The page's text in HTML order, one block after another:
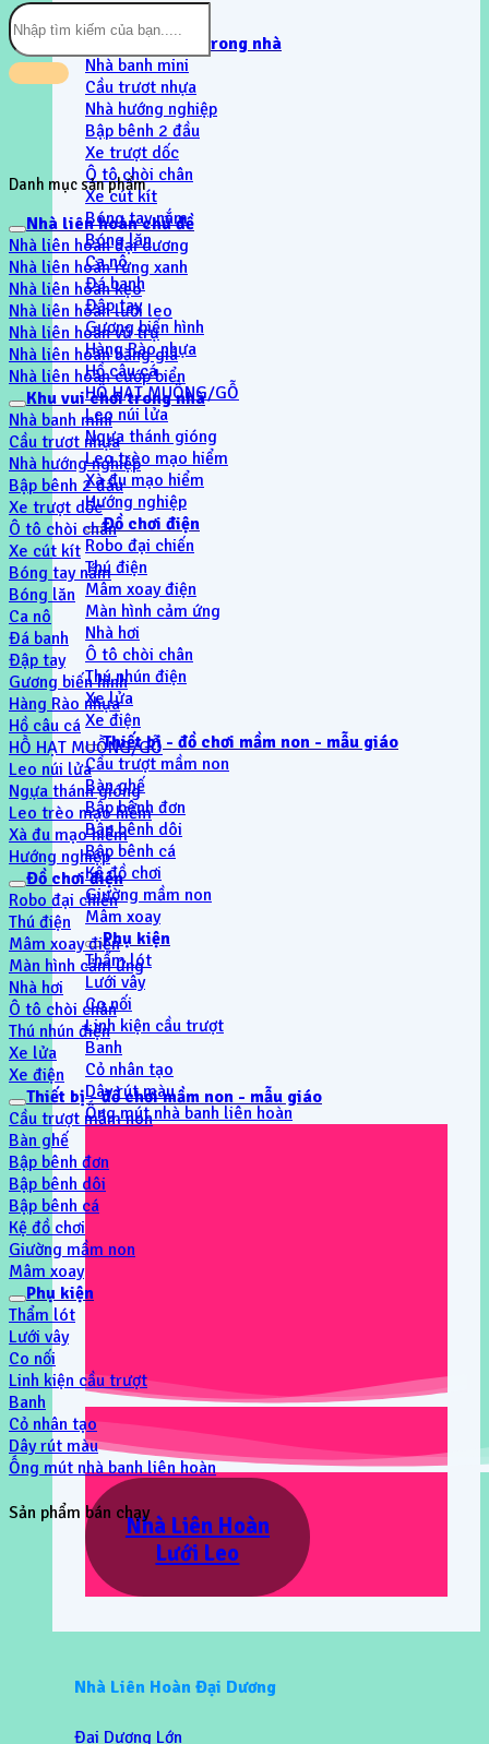
Khu vui chơi trong nhà
Nhà banh mini
Cầu trươt nhựa
Nhà hướng nghiệp
Bập bênh 2 đầu
Xe trượt dốc
Ô tô chòi chân
Xe cút kít
Bóng tay nắm
Bóng lăn
Ca nô
Đá banh
Đập tay
Gương biến hình
Hàng Rào nhựa
Hồ câu cá
HỒ HẠT MUỒNG/GỖ
Leo núi lửa
Ngựa thánh gióng
Leo trèo mạo hiểm
Xà đu mạo hiểm
Hướng nghiệp
Đồ chơi điện
Robo đại chiến
Thú điện
Mâm xoay điện
Màn hình cảm ứng
Nhà hơi
Ô tô chòi chân
Thú nhún điện
Xe lửa
Xe điện
Thiết bị - đồ chơi mầm non - mẫu giáo
Cầu trượt mầm non
Bàn ghế
Bập bênh đơn
Bập bênh dôi
Bập bênh cá
Kệ đồ chơi
Giường mầm non
Mâm xoay
Phụ kiện
Thẩm lót
Lưới vây
Co nối
Linh kiện cầu trượt
Banh
Cỏ nhân tạo
Dây rút màu
Ống mút nhà banh liên hoàn
Nhà Liên Hoàn
Lưới Leo
Nhà Liên Hoàn Đại Dương
Đại Dương Lớn
Tìm
kiếm:
Danh mục sản phẩm
Nhà liên hoàn chủ đề
Nhà liên hoàn đại dương
Nhà liên hoàn rừng xanh
Nhà liên hoàn kẹo
Nhà liên hoàn lưới leo
Nhà liên hoàn vũ trụ
Nhà liên hoàn băng giá
Nhà liên hoàn cướp biển
Khu vui chơi trong nhà
Nhà banh mini
Cầu trươt nhựa
Nhà hướng nghiệp
Bập bênh 2 đầu
Xe trượt dốc
Ô tô chòi chân
Xe cút kít
Bóng tay nắm
Bóng lăn
Ca nô
Đá banh
Đập tay
Gương biến hình
Hàng Rào nhựa
Hồ câu cá
HỒ HẠT MUỒNG/GỖ
Leo núi lửa
Ngựa thánh gióng
Leo trèo mạo hiểm
Xà đu mạo hiểm
Hướng nghiệp
Đồ chơi điện
Robo đại chiến
Thú điện
Mâm xoay điện
Màn hình cảm ứng
Nhà hơi
Ô tô chòi chân
Thú nhún điện
Xe lửa
Xe điện
Thiết bị - đồ chơi mầm non - mẫu giáo
Cầu trượt mầm non
Bàn ghế
Bập bênh đơn
Bập bênh dôi
Bập bênh cá
Kệ đồ chơi
Giường mầm non
Mâm xoay
Phụ kiện
Thẩm lót
Lưới vây
Co nối
Linh kiện cầu trượt
Banh
Cỏ nhân tạo
Dây rút màu
Ống mút nhà banh liên hoàn
Sản phẩm bán chạy